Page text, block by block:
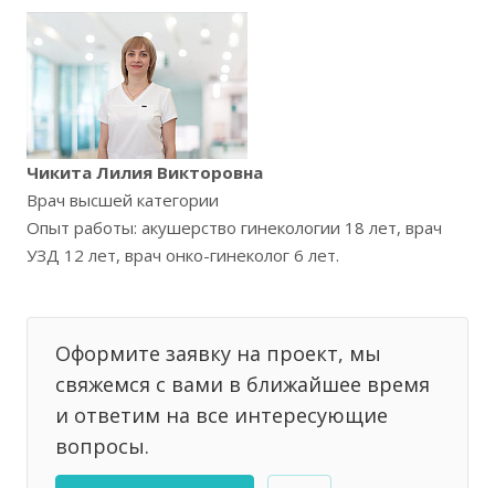
Чикита Лилия Викторовна
Врач высшей категории
Опыт работы: акушерство гинекологии 18 лет, врач
УЗД 12 лет, врач онко-гинеколог 6 лет.
Оформите заявку на проект, мы
свяжемся с вами в ближайшее время
и ответим на все интересующие
вопросы.